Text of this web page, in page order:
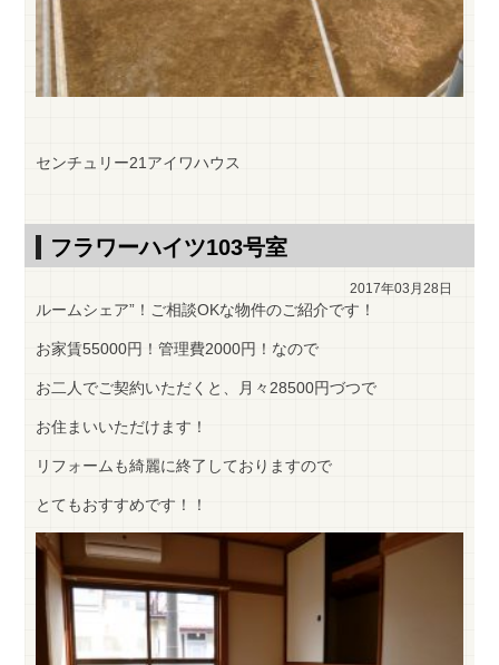
センチュリー21アイワハウス
フラワーハイツ103号室
2017年03月28日
ルームシェア”！ご相談OKな物件のご紹介です！
お家賃55000円！管理費2000円！なので
お二人でご契約いただくと、月々28500円づつで
お住まいいただけます！
リフォームも綺麗に終了しておりますので
とてもおすすめです！！